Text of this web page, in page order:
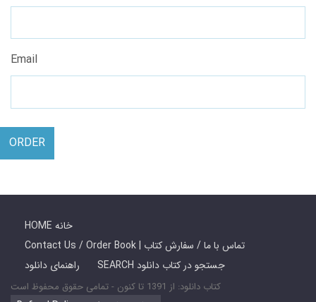
Email
ORDER
HOME خانه
Contact Us / Order Book | تماس با ما / سفارش کتاب
راهنمای دانلود
SEARCH جستجو در کتاب دانلود
کتاب دانلود: از 1391 تا کنون - تمامی حقوق محفوظ است